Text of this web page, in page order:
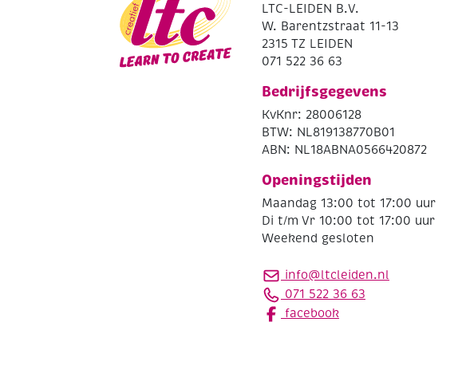
LTC-LEIDEN B.V.
W. Barentzstraat 11-13
2315 TZ LEIDEN
071 522 36 63
Bedrijfsgegevens
KvKnr: 28006128
BTW: NL819138770B01
ABN: NL18ABNA0566420872
Openingstijden
Maandag 13:00 tot 17:00 uur
Di t/m Vr 10:00 tot 17:00 uur
Weekend gesloten
info@ltcleiden.nl
071 522 36 63
facebook